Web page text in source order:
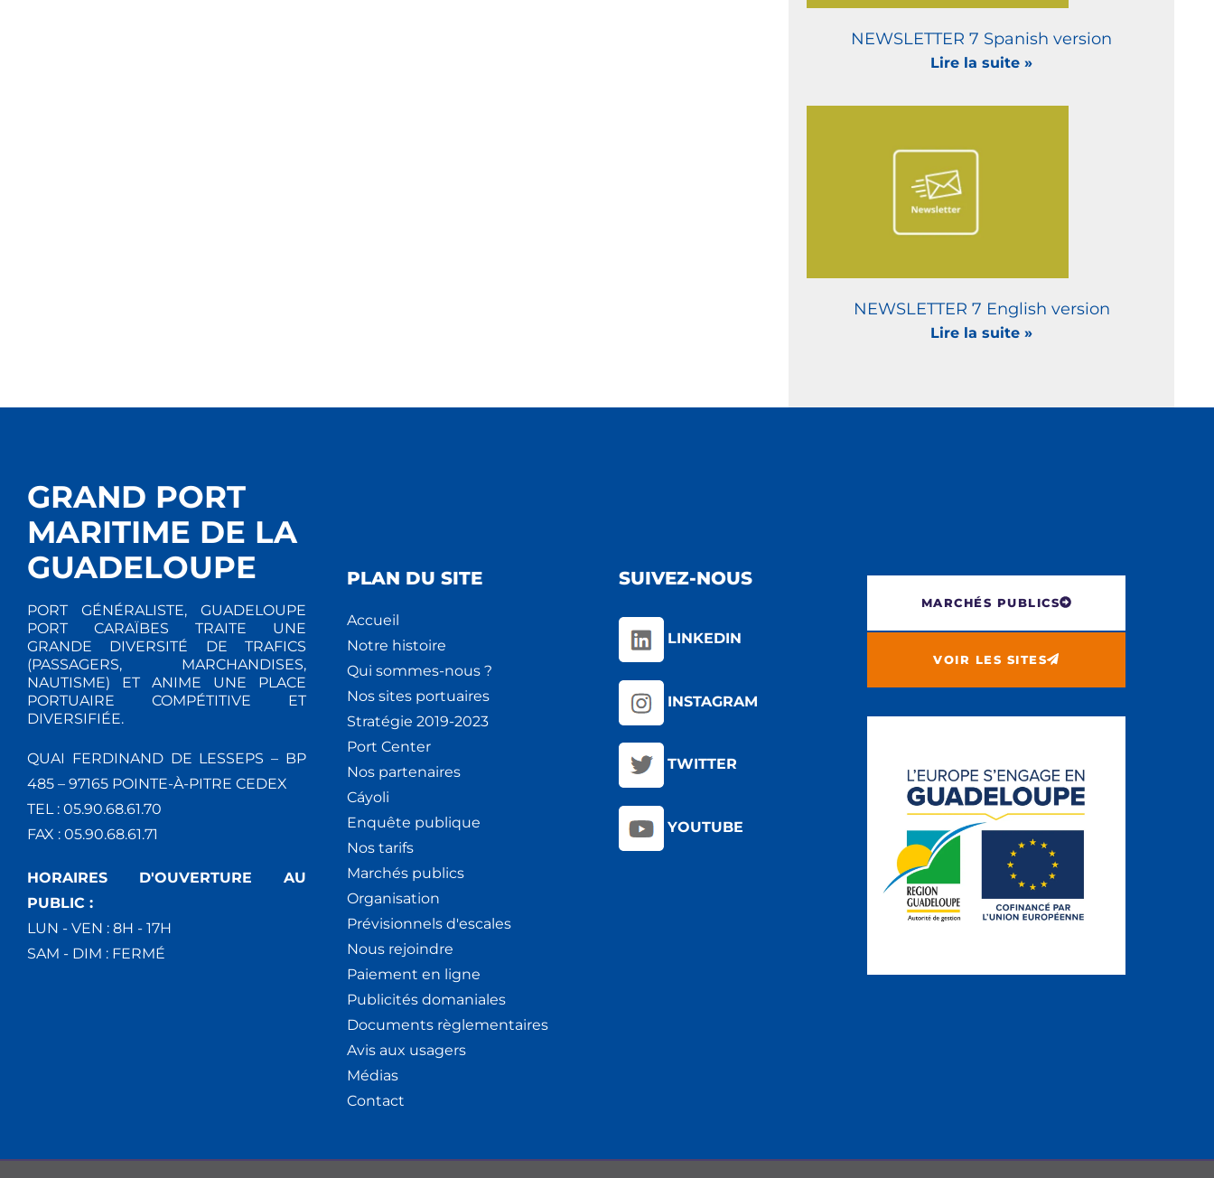
NEWSLETTER 7 Spanish version
Lire la suite »
NEWSLETTER 7 English version
Lire la suite »
GRAND PORT
MARITIME DE LA
GUADELOUPE
PORT GÉNÉRALISTE, GUADELOUPE
PORT CARAÏBES TRAITE UNE
GRANDE DIVERSITÉ DE TRAFICS
(PASSAGERS, MARCHANDISES,
NAUTISME) ET ANIME UNE PLACE
PORTUAIRE COMPÉTITIVE ET
DIVERSIFIÉE.
QUAI FERDINAND DE LESSEPS – BP
485 – 97165 POINTE-À-PITRE CEDEX
TEL : 05.90.68.61.70
FAX : 05.90.68.61.71
HORAIRES D'OUVERTURE AU
PUBLIC :
LUN - VEN : 8H - 17H
SAM - DIM : FERMÉ
PLAN DU SITE
Accueil
Notre histoire
Qui sommes-nous ?
Nos sites portuaires
Stratégie 2019-2023
Port Center
Nos partenaires
Cáyoli
Enquête publique
Nos tarifs
Marchés publics
Organisation
Prévisionnels d'escales
Nous rejoindre
Paiement en ligne
Publicités domaniales
Documents règlementaires
Avis aux usagers
Médias
Contact
SUIVEZ-NOUS
LINKEDIN
INSTAGRAM
TWITTER
YOUTUBE
MARCHÉS PUBLICS
VOIR LES SITES